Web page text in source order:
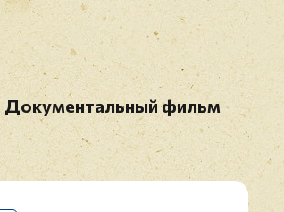
Документальный фильм